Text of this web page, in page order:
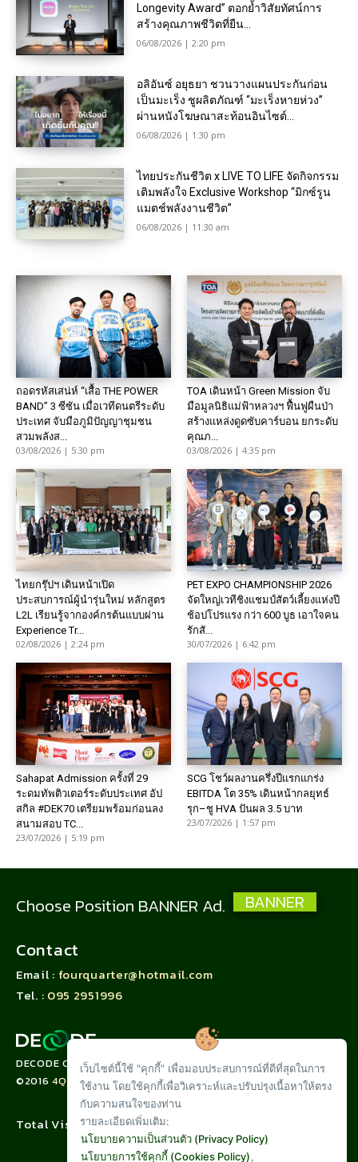
Longevity Award” ตอกย้ำวิสัยทัศน์การ
สร้างคุณภาพชีวิตที่ยืน...
06/08/2026 | 2:20 pm
อลิอันซ์ อยุธยา ชวนวางแผนประกันก่อน
เป็นมะเร็ง ชูผลิตภัณฑ์ “มะเร็งหายห่วง”
ผ่านหนังโฆษณาสะท้อนอินไซต์...
06/08/2026 | 1:30 pm
ไทยประกันชีวิต x LIVE TO LIFE จัดกิจกรรม
เติมพลังใจ Exclusive Workshop “มิกซ์รูน
แมตช์พลังงานชีวิต”
06/08/2026 | 11:30 am
ถอดรหัสเสน่ห์ “เสื้อ THE POWER
BAND” 3 ซีซัน เมื่อเวทีดนตรีระดับ
ประเทศ จับมือภูมิปัญญาชุมชน
สวมพลังส...
03/08/2026 | 5:30 pm
TOA เดินหน้า Green Mission จับ
มือมูลนิธิแม่ฟ้าหลวงฯ ฟื้นฟูผืนป่า
สร้างแหล่งดูดซับคาร์บอน ยกระดับ
คุณภ...
03/08/2026 | 4:35 pm
ไทยกรุ๊ปฯ เดินหน้าเปิด
ประสบการณ์ผู้นำรุ่นใหม่ หลักสูตร
L2L เรียนรู้จากองค์กรต้นแบบผ่าน
Experience Tr...
02/08/2026 | 2:24 pm
PET EXPO CHAMPIONSHIP 2026
จัดใหญ่เวทีชิงแชมป์สัตว์เลี้ยงแห่งปี
ช้อปโปรแรง กว่า 600 บูธ เอาใจคน
รักสั...
30/07/2026 | 6:42 pm
Sahapat Admission ครั้งที่ 29
ระดมทัพติวเตอร์ระดับประเทศ อัป
สกิล #DEK70 เตรียมพร้อมก่อนลง
สนามสอบ TC...
23/07/2026 | 5:19 pm
SCG โชว์ผลงานครึ่งปีแรกแกร่ง
EBITDA โต 35% เดินหน้ากลยุทธ์
รุก–ชู HVA ปันผล 3.5 บาท
23/07/2026 | 1:57 pm
Choose Position BANNER Ad. BANNER
Contact
Email : fourquarter@hotmail.com
Tel. : 095 2951996
DECODE CORPORATION LIMITED
©20164QUARTER.CO
Total Visit :
เว็บไซต์นี้ใช้ "คุกกี้” เพื่อมอบประสบการณ์ที่ดีที่สุดในการ
ใช้งาน โดยใช้คุกกี้เพื่อวิเคราะห์และปรับปรุงเนื้อหาให้ตรง
กับความสนใจของท่าน
รายละเอียดเพิ่มเติม:
นโยบายความเป็นส่วนตัว (Privacy Policy)
นโยบายการใช้คุกกี้ (Cookies Policy),